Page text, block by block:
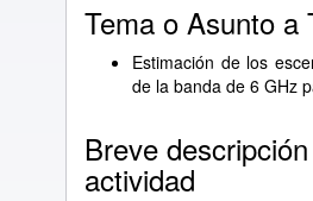
Tema o Asunto a
Estimación de los
de la banda de 6 GHz
Breve
actividad